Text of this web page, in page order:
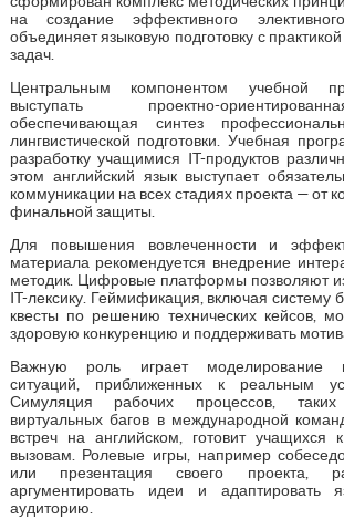
на создание эффективного
объединяет языковую подготовку с
задач.
Центральным компонентом учебной
выступать проектно-
обеспечивающая синтез
лингвистической подготовки. Учебная
разработку учащимися IT-продуктов
этом английский язык выступает
коммуникации на всех стадиях проекта — от
финальной защиты.
Для повышения вовлеченности и
материала рекомендуется внедрение
методик. Цифровые платформы позволяют
IT-лексику. Геймификация, включая систему
квесты по решению технических кейсов,
здоровую конкуренцию и поддерживать
Важную роль играет моделирование
ситуаций, приближенных к реальным
Симуляция рабочих процессов,
виртуальных багов в международной
встреч на английском, готовит учащихся
вызовам. Ролевые игры, например
или презентация своего проекта,
аргументировать идеи и адаптировать
аудиторию.